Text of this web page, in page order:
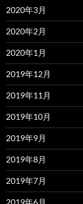
2020年3月
2020年2月
2020年1月
2019年12月
2019年11月
2019年10月
2019年9月
2019年8月
2019年7月
2019年6月